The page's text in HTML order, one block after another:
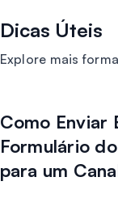
Dicas Úteis
Explore mais
Como Enviar
Formulário
para um